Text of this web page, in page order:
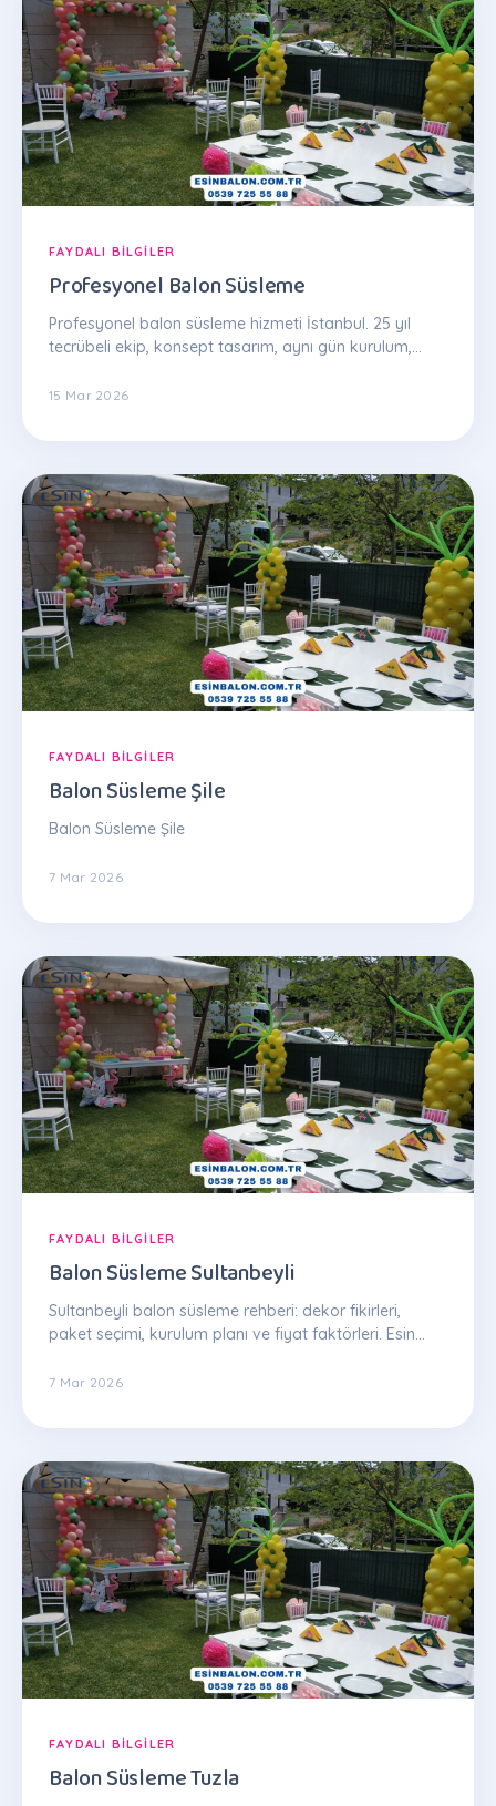
FAYDALI BILGILER
Profesyonel Balon Süsleme
Profesyonel balon süsleme hizmeti İstanbul. 25 yıl
tecrübeli ekip, konsept tasarım, aynı gün kurulum,
15 Mar 2026
FAYDALI BILGILER
Balon Süsleme Şile
Balon Süsleme Şile
7 Mar 2026
FAYDALI BILGILER
Balon Süsleme Sultanbeyli
Sultanbeyli balon süsleme rehberi: dekor fikirleri,
paket seçimi, kurulum planı ve fiyat faktörleri. Esin
7 Mar 2026
FAYDALI BILGILER
Balon Süsleme Tuzla